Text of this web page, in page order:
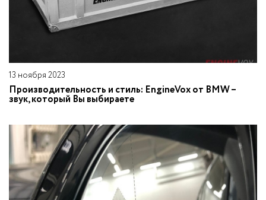
13 ноября 2023
Производительность и стиль: EngineVox от BMW –
звук, который Вы выбираете